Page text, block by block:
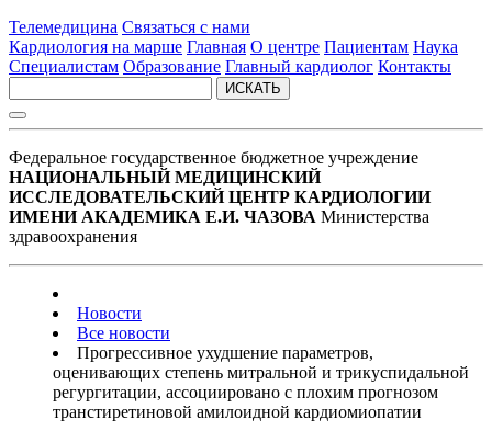
Телемедицина Связаться с нами
Кардиология на марше Главная О центре Пациентам Наука
Специалистам Образование Главный кардиолог Контакты
ИСКАТЬ
Федеральное государственное бюджетное учреждение
НАЦИОНАЛЬНЫЙ МЕДИЦИНСКИЙ
ИССЛЕДОВАТЕЛЬСКИЙ ЦЕНТР КАРДИОЛОГИИ
ИМЕНИ АКАДЕМИКА Е.И. ЧАЗОВА Министерства
здравоохранения
Новости
Все новости
Прогрессивное ухудшение параметров,
оценивающих степень митральной и трикуспидальной
регургитации, ассоциировано с плохим прогнозом
транстиретиновой амилоидной кардиомиопатии